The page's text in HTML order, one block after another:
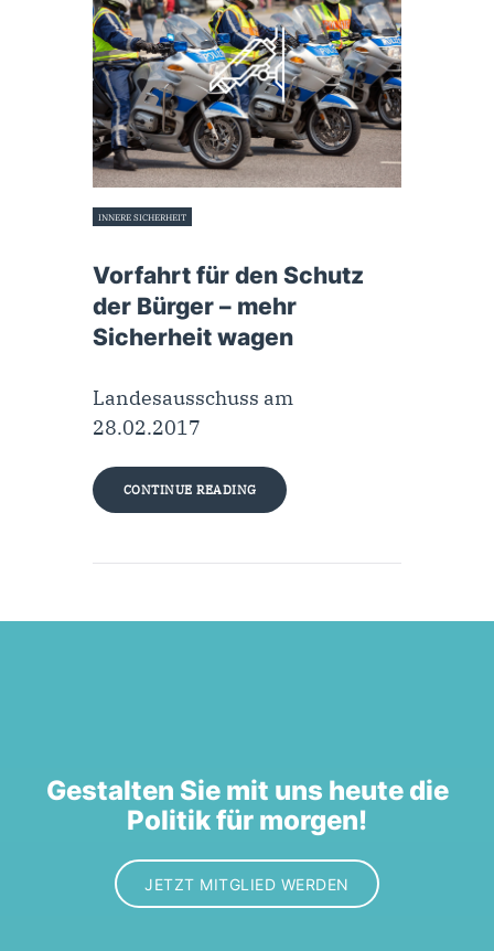
INNERE SICHERHEIT
Vorfahrt für den Schutz
der Bürger – mehr
Sicherheit wagen
Landesausschuss am
28.02.2017
CONTINUE READING
Gestalten Sie mit uns heute die
Politik für morgen!
JETZT MITGLIED WERDEN